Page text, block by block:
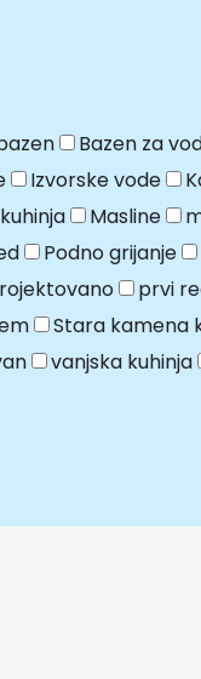
Bazen za
Izvorske vode
Masline
Podno grijanje
prvi
Stara kamena
vanjska kuhinja